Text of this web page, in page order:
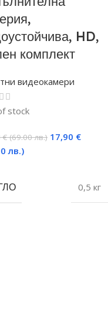
HD,
комплект
видеокамери
stock
€ (69.00 лв.) 17,90 €
лв.)
0,5 кг